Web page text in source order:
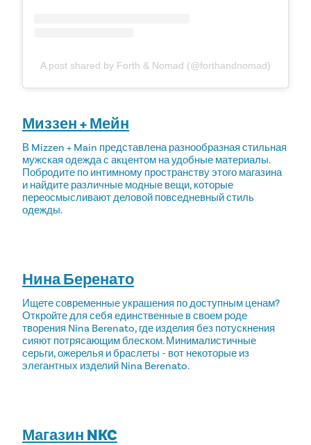
A post shared by Forth & Nomad (@forthandnomad)
Миззен + Мейн
В Mizzen + Main представлена разнообразная стильная
мужская одежда с акцентом на удобные материалы.
Побродите по интимному пространству этого магазина
и найдите различные модные вещи, которые
переосмысливают деловой повседневный стиль
одежды.
Нина Беренато
Ищете современные украшения по доступным ценам?
Откройте для себя единственные в своем роде
творения Nina Berenato, где изделия без потускнения
сияют потрясающим блеском. Минималистичные
серьги, ожерелья и браслеты - вот некоторые из
элегантных изделий Nina Berenato.
Магазин NKC